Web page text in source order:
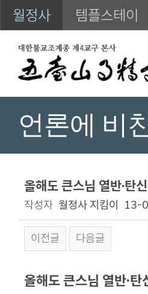
월정사 템플스테이
언론에 비
올해도 큰스님 열반·
작성자 월정사 지킴이 13-
이전글 다음글
본문
올해도 큰스님 열반·